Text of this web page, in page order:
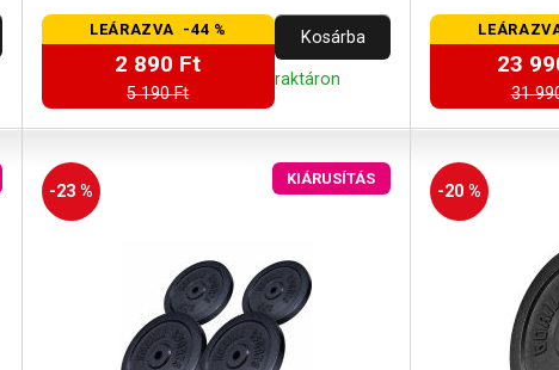
LEÁRAZVA -44 %
2 890 Ft
5 190 Ft
Kosárba
raktáron
23
31
-23 %
KIÁRUSÍTÁS
-20 %